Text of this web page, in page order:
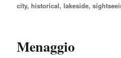
Tags
city, historical, lakeside,
Menaggio